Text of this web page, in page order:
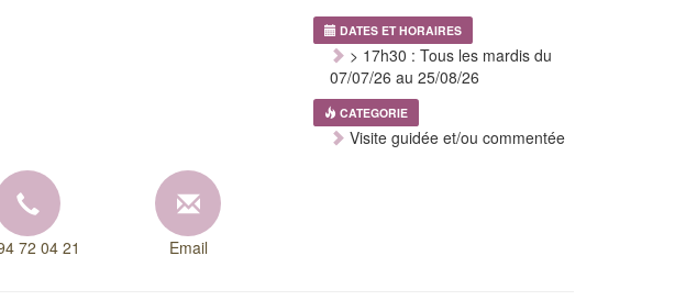
DATES ET HORAIRES
> 17h30 : Tous les mardis du
07/07/26 au 25/08/26
CATEGORIE
Visite guidée et/ou commentée
72 04 21 Email